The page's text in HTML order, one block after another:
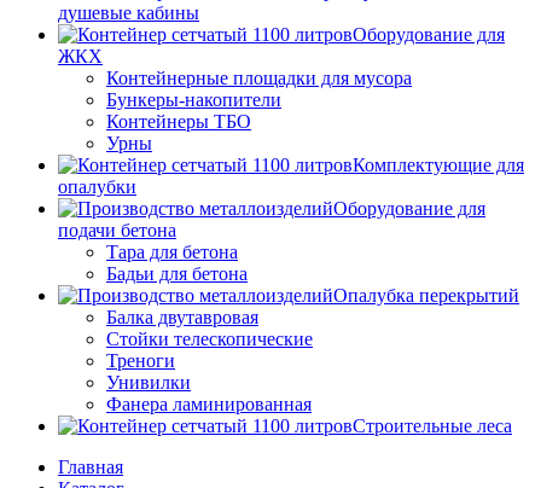
душевые кабины
Оборудование для
ЖКХ
Контейнерные площадки для мусора
Бункеры-накопители
Контейнеры ТБО
Урны
Комплектующие для
опалубки
Оборудование для
подачи бетона
Тара для бетона
Бадьи для бетона
Опалубка перекрытий
Балка двутавровая
Стойки телескопические
Треноги
Унивилки
Фанера ламинированная
Строительные леса
Главная